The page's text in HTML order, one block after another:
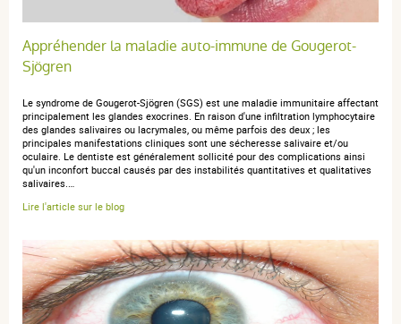
une commande du 05 septembre 2021
5 / 5
Tres bon produit.
anonymous a.publié le 13 septembre 2019 suite à une
5 / 5
Produit parfait quand on travaille en permanence en
ambiance climatisée.
Appréhender la maladie auto-immune de Gougerot-
Sjögren
Le syndrome de Gougerot-Sjögren (SGS) est une maladie immunitaire affectant
principalement les glandes exocrines. En raison d'une infiltration lymphocytaire
des glandes salivaires ou lacrymales, ou même parfois des deux ; les
principales manifestations cliniques sont une sécheresse salivaire et/ou
oculaire. Le dentiste est généralement sollicité pour des complications ainsi
qu'un inconfort buccal causés par des instabilités quantitatives et qualitatives
salivaires.…
Lire l'article sur le blog